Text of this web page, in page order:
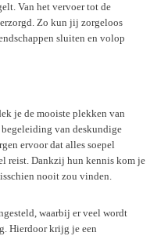
Van het vervoer tot de
Zo kun jij zorgeloos
sluiten en volop
je de mooiste plekken van
van deskundige
ervoor dat alles soepel
reist. Dankzij hun kennis kom je
nooit zou vinden.
waarbij er veel wordt
Hierdoor krijg je een